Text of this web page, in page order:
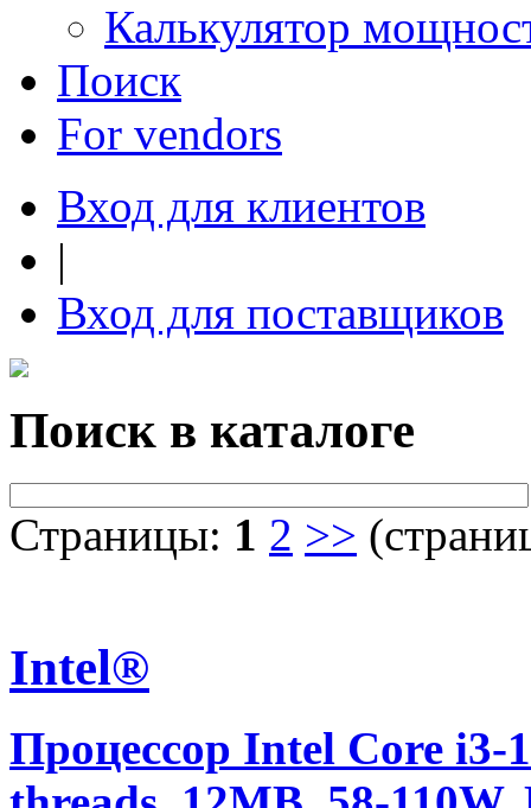
Калькулятор
Поиск
For vendors
Вход для клиентов
|
Вход для поставщиков
Поиск в каталоге
Страницы: 1 2 >>
Intel®
Процессор Intel Core i3-